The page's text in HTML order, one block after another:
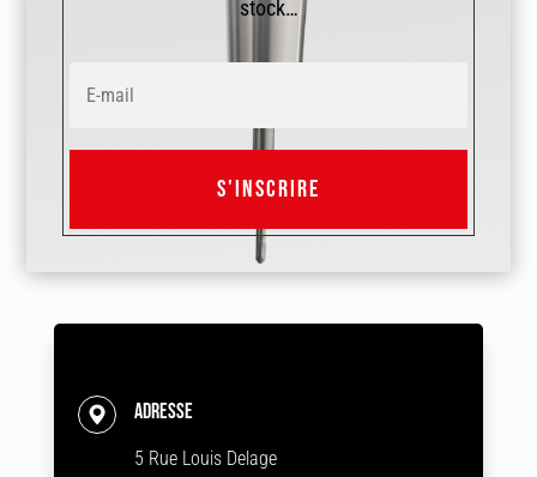
des solutions pour l'ensemble de la France.
Adresse
5 Rue Louis Delage
stock…
S'INSCRIRE